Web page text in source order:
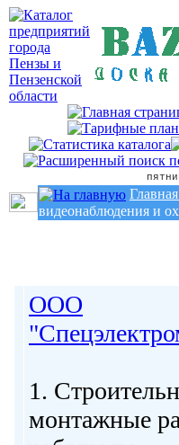
Главная
видеонаблюдения и
ООО
1.
монтажные